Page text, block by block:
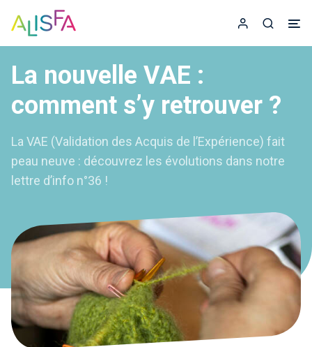
Accueil
Espace
La nouvelle VAE :
comment s’y retrouver ?
La VAE (Validation des Acquis de l’Expérience) fait
peau neuve : découvrez les évolutions dans notre
lettre d’info n°36 !